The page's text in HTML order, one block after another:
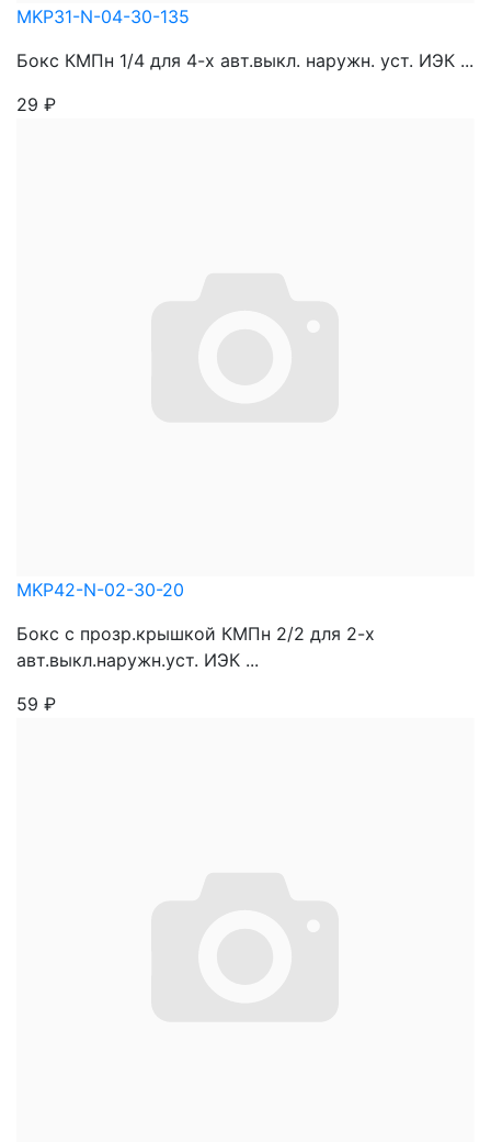
MKP31-N-04-30-135
Бокс КМПн 1/4 для 4-х авт.выкл. наружн. уст. ИЭК ...
29 ₽
MKP42-N-02-30-20
Бокс с прозр.крышкой КМПн 2/2 для 2-х
авт.выкл.наружн.уст. ИЭК ...
59 ₽